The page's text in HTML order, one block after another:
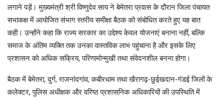
लगाने पड़ें। मुख्यमंत्री श्री विष्णुदेव साय ने बेमेतरा प्रवास के दौरान जिला पंचायत
सभाकक्ष में आयोजित संभाग स्तरीय समीक्षा बैठक को संबोधित करते हुए यह बात
कही। उन्होंने कहा कि राज्य सरकार का उद्देश्य केवल योजनाएं बनाना नहीं, बल्कि
समाज के अंतिम व्यक्ति तक उनका वास्तविक लाभ पहुंचाना है और इसके लिए
प्रशासन को अधिक सक्रिय, परिणामोन्मुखी तथा संवेदनशील बनना होगा।
बैठक में बेमेतरा, दुर्ग, राजनांदगांव, कबीरधाम तथा खैरागढ़-छुईखदान-गंडई जिलों के
कलेक्टर, पुलिस अधीक्षक और वरिष्ठ प्रशासनिक अधिकारियों की उपस्थिति में